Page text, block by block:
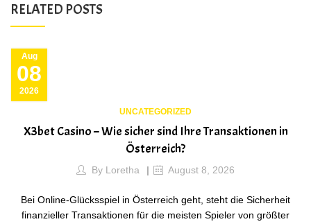
RELATED POSTS
08
Aug
2026
UNCATEGORIZED
X3bet Casino – Wie sicher sind Ihre Transaktionen in
Österreich?
By Loretha August 8, 2026
Bei Online-Glücksspiel in Österreich geht, steht die Sicherheit
finanzieller Transaktionen für die meisten Spieler von größter